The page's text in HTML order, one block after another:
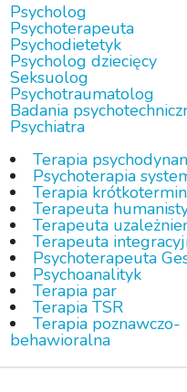
Psycholog
Psychoterapeuta
Psychodietetyk
Psycholog dziecięcy
Seksuolog
Psychotraumatolog
Badania
Psychiatra
Terapia
Psychoterapia
Terapia
Terapeuta
Terapeuta
Terapeuta
Psychoterapeuta
Psychoanalityk
Terapia par
Terapia TSR
Terapia poznawczo-
behawioralna